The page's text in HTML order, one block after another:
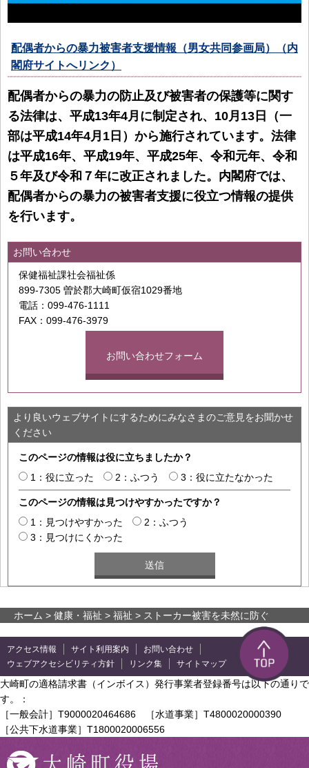
配偶者からの暴力被害者支援情報（男女共同参画局）（内
閣府サイトへリンク）
配偶者からの暴力の防止及び被害者の保護等に関す
る法律は、平成13年4月に制定され、10月13日（一
部は平成14年4月1日）から施行されています。法律
は平成16年、平成19年、平成25年、令和元年、令和
５年及び令和７年に改正されました。内閣府では、
配偶者からの暴力の被害者支援に役立つ情報の提供
を行います。
お問い合わせ
保健福祉課社会福祉係
899-7305 曽於郡大崎町仮宿1029番地
電話：099-476-1111
FAX：099-476-3979
お問い合わせフォーム
より良いウェブサイトにするためにみなさまのご意見をお聞かせ
ください
このページの情報は役に立ちましたか？
1：役に立った
2：ふつう 3：役に立たなかった
このページの情報は見つけやすかったですか？
1：見つけやすかった
2：ふつう
3：見つけにくかった
ホーム > 健康・福祉 > 福祉 > ストーカー被害を未然に防ぐ
アクセス情報 サイト利用案内
お問い合わせ
ウェブアクセシビリティ方針
リンク集 サイトマップ
大崎町の適格請求書（インボイス）発行事業者登録番号は以下の通りで
す。：
［一般会計］T9000020464686 ［水道事業］T4800020000390
［公共下水道事業］T1800020006556